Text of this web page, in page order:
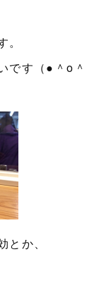
です（●＾o＾
か、